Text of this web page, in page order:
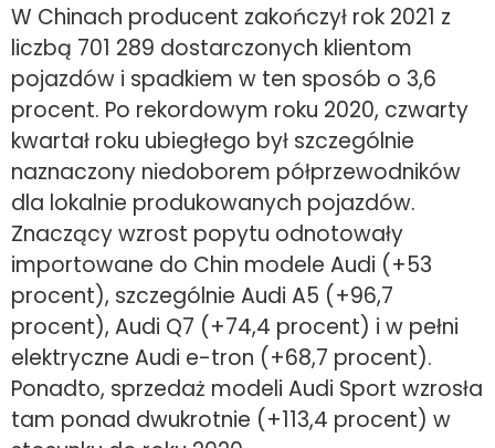
W Chinach producent zakończył rok 2021 z
liczbą 701 289 dostarczonych klientom
pojazdów i spadkiem w ten sposób o 3,6
procent. Po rekordowym roku 2020, czwarty
kwartał roku ubiegłego był szczególnie
naznaczony niedoborem półprzewodników
dla lokalnie produkowanych pojazdów.
Znaczący wzrost popytu odnotowały
importowane do Chin modele Audi (+53
procent), szczególnie Audi A5 (+96,7
procent), Audi Q7 (+74,4 procent) i w pełni
elektryczne Audi e-tron (+68,7 procent).
Ponadto, sprzedaż modeli Audi Sport wzrosła
tam ponad dwukrotnie (+113,4 procent) w